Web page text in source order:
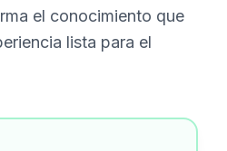
el conocimiento que
lista para el